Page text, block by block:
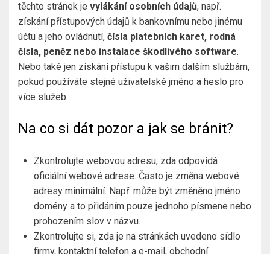
těchto stránek je vylákání osobních údajů, např.
získání přístupových údajů k bankovnímu nebo jinému
účtu a jeho ovládnutí, čísla platebních karet, rodná
čísla, peněz nebo instalace škodlivého software.
Nebo také jen získání přístupu k vašim dalším službám,
pokud používáte stejné uživatelské jméno a heslo pro
více služeb.
Na co si dát pozor a jak se bránit?
Zkontrolujte webovou adresu, zda odpovídá
oficiální webové adrese. Často je změna webové
adresy minimální. Např. může být změněno jméno
domény a to přidáním pouze jednoho písmene nebo
prohozením slov v názvu.
Zkontrolujte si, zda je na stránkách uvedeno sídlo
firmy, kontaktní telefon a e-mail, obchodní